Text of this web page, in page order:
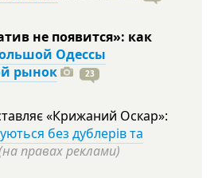
не появится»: как
Одессы
рынок
23
«Крижаний Оскар»:
без дублерів та
правах реклами)